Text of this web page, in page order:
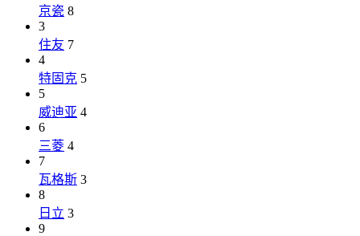
京瓷 8
3
住友 7
4
特固克 5
5
威迪亚 4
6
三菱 4
7
瓦格斯 3
8
日立 3
9